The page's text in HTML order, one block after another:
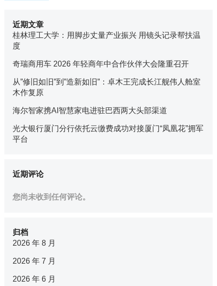
近期文章
桂林理工大学：用脚步丈量产业振兴 用镜头记录帮扶温
度
奇瑞商用车 2026 年轻商年中合作伙伴大会隆重召开
从”修旧如旧”到”造新如旧”：卓木王完成长江舰伟人舱室
木作复原
海尔智家携AI智慧家电进驻巴西两大头部渠道
光大银行厦门分行依托云缴费成功对接厦门“凤凰花”拥军
平台
近期评论
您尚未收到任何评论。
归档
2026 年 8 月
2026 年 7 月
2026 年 6 月